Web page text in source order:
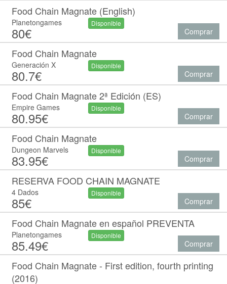
Food Chain Magnate (English)
Planetongames
80€
Disponible
Comprar
Food Chain Magnate
Generación X
80.7€
Disponible
Comprar
Food Chain Magnate 2ª Edición (ES)
Empire Games
80.95€
Disponible
Comprar
Food Chain Magnate
Dungeon Marvels
83.95€
Disponible
Comprar
RESERVA FOOD CHAIN MAGNATE
4 Dados
85€
Disponible
Comprar
Food Chain Magnate en español PREVENTA
Planetongames
85.49€
Disponible
Comprar
Food Chain Magnate - First edition, fourth printing
(2016)